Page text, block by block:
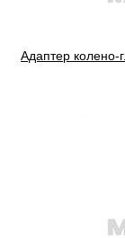
Адаптер колено-